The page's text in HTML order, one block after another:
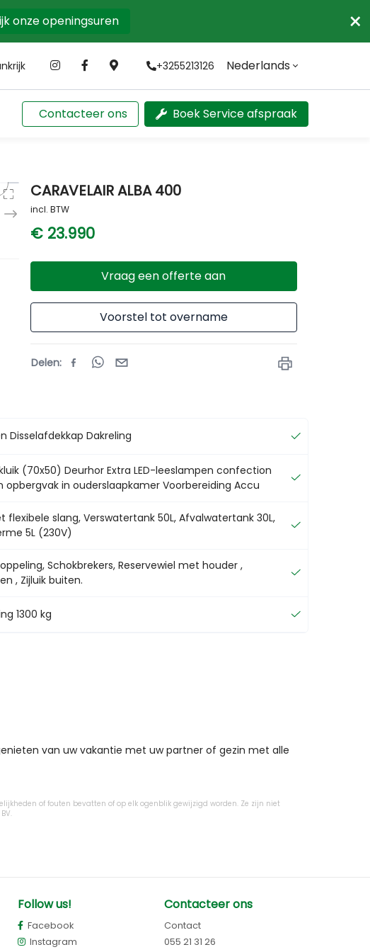
onze openingsuren ×
+3255213126 Nederlands
Contacteer ons Boek Service afspraak
CARAVELAIR ALBA 400
incl. BTW
€ 23.990
Vraag een offerte aan
Voorstel tot overname
Delen:
Disselafdekkap Dakreling
(70x50) Deurhor Extra LED-leeslampen confection
opbergvak in ouderslaapkamer Voorbereiding Accu
flexibele slang, Verswatertank 50L, Afvalwatertank 30L,
5L (230V)
Schokbrekers, Reservewiel met houder ,
, Zijluik buiten.
1300 kg
van uw vakantie met uw partner of gezin met alle
of fouten bevatten of op elk ogenblik gewijzigd worden. Ze zijn niet
Follow us!
Facebook
Instagram
Contacteer ons
Contact
055 21 31 26